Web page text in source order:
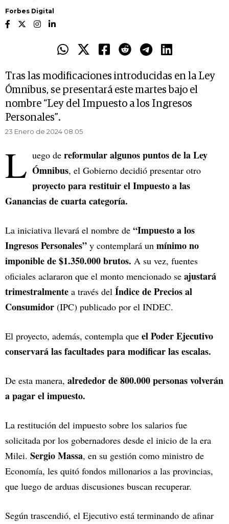
Forbes Digital
Tras las modificaciones introducidas en la Ley
Ómnibus, se presentará este martes bajo el
nombre “Ley del Impuesto a los Ingresos
Personales”.
23 Enero de 2024 08.05
L uego de reformular algunos puntos de la Ley
Ómnibus, el Gobierno decidió presentar otro
proyecto para restituir el Impuesto a las
Ganancias de cuarta categoría.
La iniciativa llevará el nombre de “Impuesto a los
Ingresos Personales” y contemplará un mínimo no
imponible de $1.350.000 brutos. A su vez, fuentes
oficiales aclararon que el monto mencionado se ajustará
trimestralmente a través del Índice de Precios al
Consumidor (IPC) publicado por el INDEC.
El proyecto, además, contempla que el Poder Ejecutivo
conservará las facultades para modificar las escalas.
De esta manera, alrededor de 800.000 personas volverán
a pagar el impuesto.
La restitución del impuesto sobre los salarios fue
solicitada por los gobernadores desde el inicio de la era
Milei. Sergio Massa, en su gestión como ministro de
Economía, les quitó fondos millonarios a las provincias,
que luego de arduas discusiones buscan recuperar.
Según trascendió, el Ejecutivo está terminando de afinar